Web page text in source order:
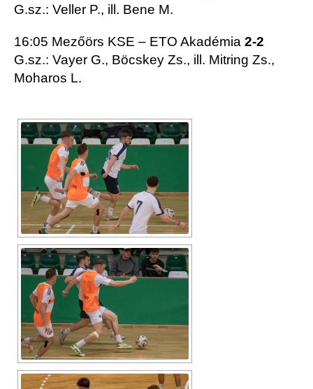
G.sz.: Veller P., ill. Bene M.
16:05 Mezőörs KSE – ETO Akadémia 2-2
G.sz.: Vayer G., Böcskey Zs., ill. Mitring Zs.,
Moharos L.